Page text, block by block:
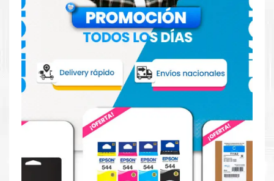
Hecho para ser confiable
Confíe en el rendimiento uniforme deCanon
imprime en blanco y negro como en color. Descubra
másAquí.